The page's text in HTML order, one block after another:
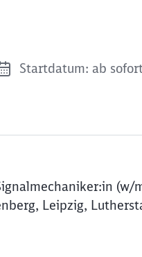
Startdatum: ab sofort
(w/
Leipzig,